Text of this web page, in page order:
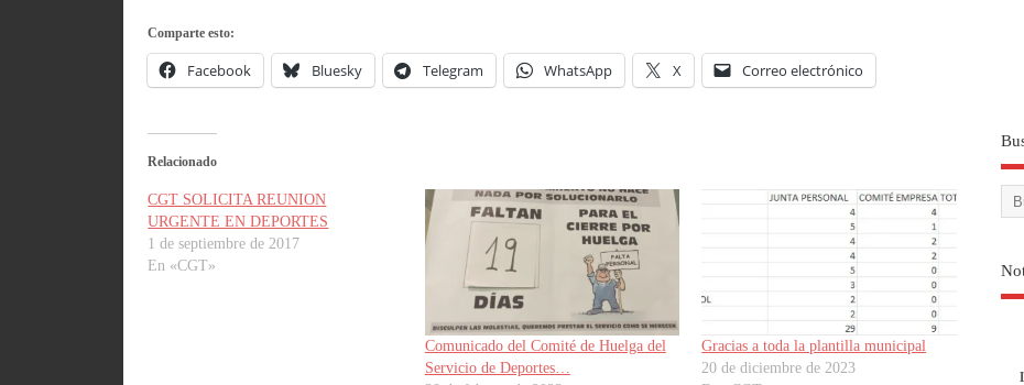
Comparte esto:
Facebook Bluesky Telegram WhatsApp X Correo electrónico
Relacionado
CGT SOLICITA REUNION
URGENTE EN DEPORTES
1 de septiembre de 2017
En «CGT»
Comunicado del Comité de Huelga del
Servicio de Deportes…
Gracias a toda la plantilla municipal
20 de diciembre de 2023